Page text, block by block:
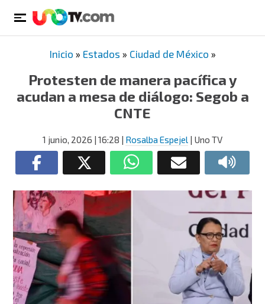
Inicio » Estados » Ciudad de México »
Protesten de manera pacífica y
acudan a mesa de diálogo: Segob a
CNTE
1 junio, 2026 | 16:28 | Rosalba Espejel | Uno TV